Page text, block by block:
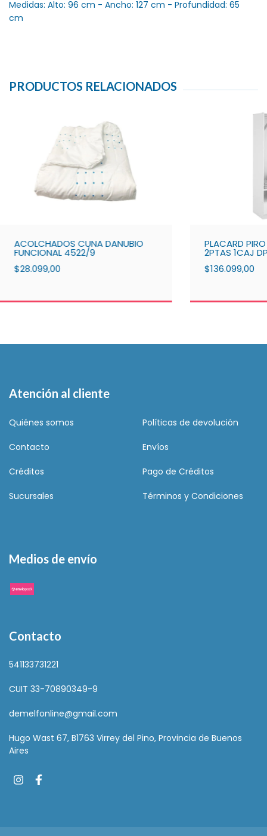
Medidas: Alto: 96 cm - Ancho: 127 cm - Profundidad: 65
cm
PRODUCTOS RELACIONADOS
ACOLCHADOS CUNA DANUBIO
FUNCIONAL 4522/9
$28.099,00
PLACARD
2PTAS 1CAJ
$136.099,00
Atención al cliente
Quiénes somos Políticas de devolución
Contacto Envíos
Créditos Pago de Créditos
Sucursales Términos y Condiciones
Medios de envío
Contacto
541133731221
CUIT 33-70890349-9
demelfonline@gmail.com
Hugo Wast 67, B1763 Virrey del Pino, Provincia de Buenos
Aires